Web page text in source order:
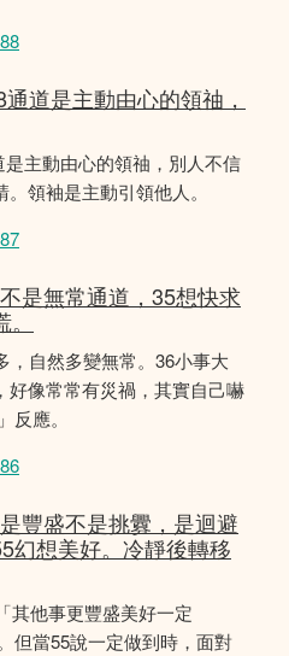
道是主動由心的領䄂，
主動由心的領䄂，別人不信
領袖是主動引領他人。
是無常通道，35想快求
，自然多變無常。36小事大
好像常常有災禍，其實自己嚇
應。
豐盛不是挑釁，是迴避
幻想美好。冷靜後轉移
其他事更豐盛美好一定
但當55說一定做到時，面對